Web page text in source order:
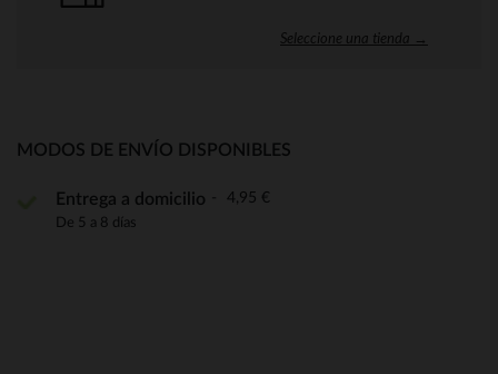
Seleccione una tienda →
MODOS DE ENVÍO DISPONIBLES
Entrega a domicilio 4,95 €
De 5 a 8 días